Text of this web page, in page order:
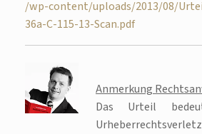
/wp-content/uploads/2013/08/
36a-C-115-13-Scan.pdf
Anmerkung
Das Urteil